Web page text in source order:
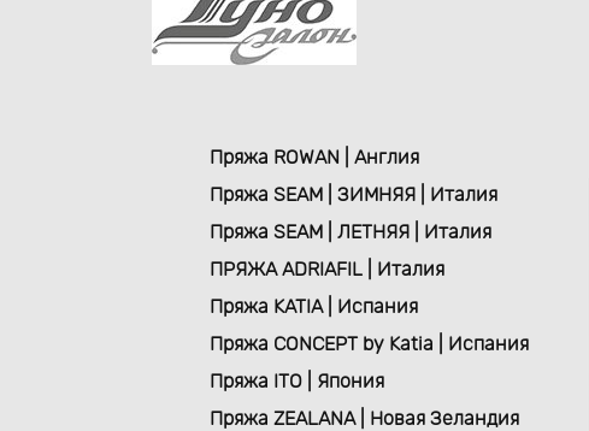
Пряжа ROWAN | Англия
Пряжа SEAM | ЗИМНЯЯ | Италия
Пряжа SEAM | ЛЕТНЯЯ | Италия
ПРЯЖА ADRIAFIL | Италия
Пряжа KATIA | Испания
Пряжа CONCEPT by Katia | Испания
Пряжа ITO | Япония
Пряжа ZEALANA | Новая Зеландия